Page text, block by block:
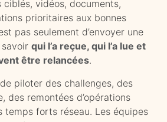
ciblés, vidéos, documents,
prioritaires aux bonnes
pas seulement d’envoyer une
qui l’a reçue, qui l’a lue et
être relancées.
piloter des challenges, des
des remontées d’opérations
temps forts réseau. Les équipes